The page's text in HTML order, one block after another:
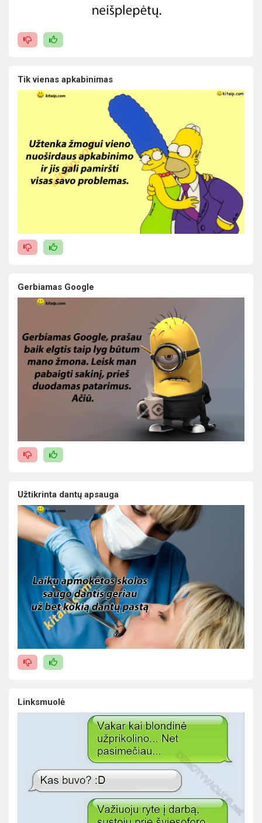
Tik vienas apkabinimas
Gerbiamas Google
Užtikrinta dantų apsauga
Linksmuolė